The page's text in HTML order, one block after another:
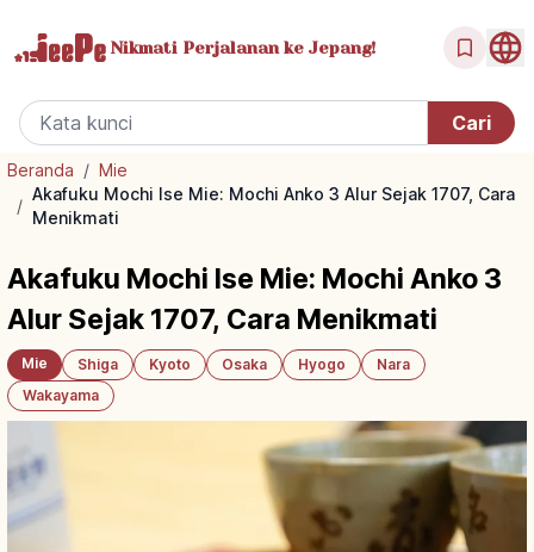
Nikmati Perjalanan ke Jepang!
Beranda / Mie
/
Akafuku Mochi Ise Mie: Mochi Anko 3 Alur Sejak 1707, Cara
Menikmati
Akafuku Mochi Ise Mie: Mochi Anko 3
Alur Sejak 1707, Cara Menikmati
Mie Shiga Kyoto Osaka Hyogo
Nara
Wakayama